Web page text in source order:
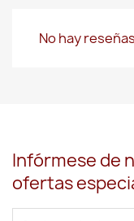
No hay
Infórmese de
ofertas